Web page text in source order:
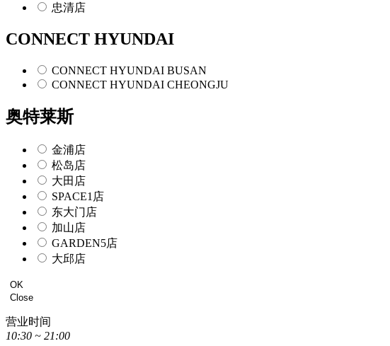
忠清店
CONNECT HYUNDAI
CONNECT HYUNDAI BUSAN
CONNECT HYUNDAI CHEONGJU
奥特莱斯
金浦店
松岛店
大田店
SPACE1店
东大门店
加山店
GARDEN5店
大邱店
OK
Close
营业时间
10:30 ~ 21:00